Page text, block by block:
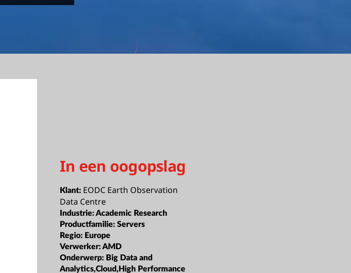
In een oogopslag
Klant: EODC Earth Observation
Data Centre
Industrie:Academic Research
Productfamilie:Servers
Regio: Europe
Verwerker:AMD
Onderwerp: Big Data and
Analytics,Cloud,High Performance